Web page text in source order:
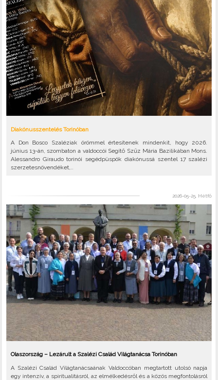
Diakónusszentelés Torinóban
A Don Bosco Szaléziak örömmel értesítenek mindenkit, hogy 2026.
június 13-án, szombaton a valdoccói Segítő Szűz Mária Bazilikában Mons.
Alessandro Giraudo torinói segédpüspök diakónussá szentel 17 szalézi
szerzetesnövendéket,..
2026-05-25, Hétfő
Olaszország – Lezárult a Szalézi Család Világtanácsa Torinóban
A Szalézi Család Világtanácsaának Valdoccóban megtartott utolsó napja
egy intenzív, a spiritualitásról, az elmélkedésről és a közös megfontolásról